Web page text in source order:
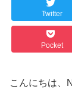
Twitter
Pocket
こんにちは、